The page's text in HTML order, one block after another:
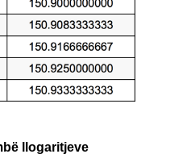
llogaritjeve